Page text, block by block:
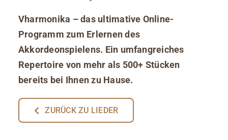
Vharmonika – das ultimative Online-
Programm zum Erlernen des
Akkordeonspielens. Ein umfangreiches
Repertoire von mehr als 500+ Stücken
bereits bei Ihnen zu Hause.
ZURÜCK ZU LIEDER